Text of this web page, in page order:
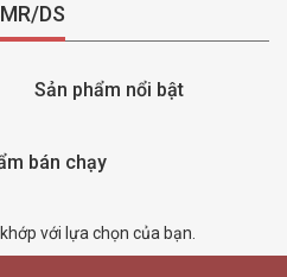
DS
Sản phẩm nổi bật
bán chạy
với lựa chọn của bạn.